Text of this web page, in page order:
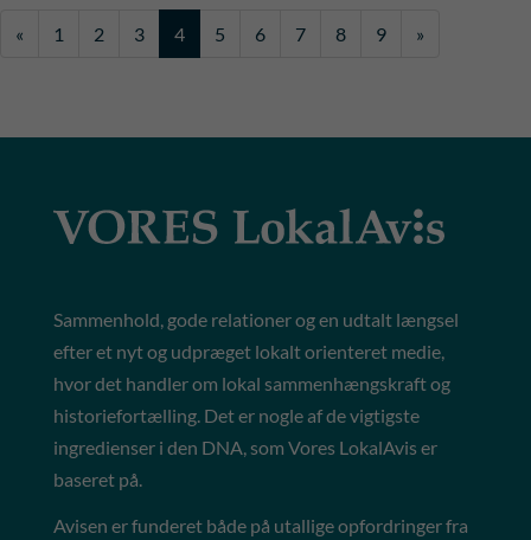
« 1 2 3 4 5 6 7 8 9 »
Sammenhold, gode relationer og en udtalt længsel
efter et nyt og udpræget lokalt orienteret medie,
hvor det handler om lokal sammenhængskraft og
historiefortælling. Det er nogle af de vigtigste
ingredienser i den DNA, som Vores LokalAvis er
baseret på.
Avisen er funderet både på utallige opfordringer fra